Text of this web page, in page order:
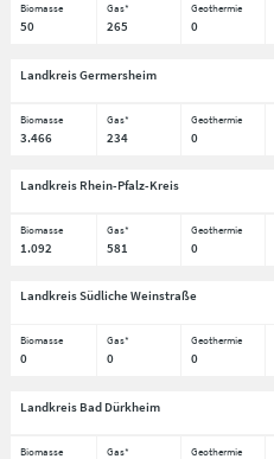
Biomasse Gas* Geothermie
50 265 0
Landkreis Germersheim
Biomasse Gas* Geothermie
3.466 234 0
Landkreis Rhein-Pfalz-Kreis
Biomasse Gas* Geothermie
1.092 581 0
Landkreis Südliche Weinstraße
Biomasse Gas* Geothermie
0 0 0
Landkreis Bad Dürkheim
Biomasse Gas* Geothermie